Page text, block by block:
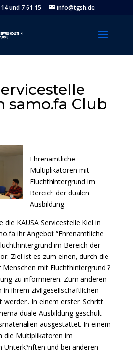
und 7 61 15 info@tgsh.de
samo.fa Club
Ehrenamtliche
Multiplikatoren mit
Fluchthintergrund im
Bereich der dualen
Ausbildung
die KAUSA Servicestelle Kiel in
ihr Angebot “Ehrenamtliche
im Bereich der
Ziel ist es zum einen, durch die
mit Fluchthintergrund ?
zu informieren. Zum anderen
in ihrem zivilgesellschaftlichen
werden. In einem ersten Schritt
duale Ausbildung geschult
ausgestattet. In einem
die Multiplikatoren im
Unterk?nften und bei anderen